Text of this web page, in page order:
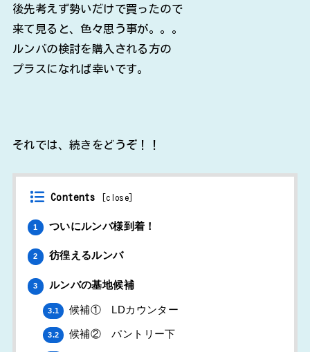
後先考えず勢いだけで買ったので
来て見ると、色々思う事が。。。
ルンバの検討を購入される方の
プラスになれば幸いです。
それでは、続きをどうぞ！！
Contents close
1 ついにルンバ様到着！
2 彷徨えるルンバ
3 ルンバの基地候補
3.1 候補① LDカウンター
3.2 候補② パントリー下